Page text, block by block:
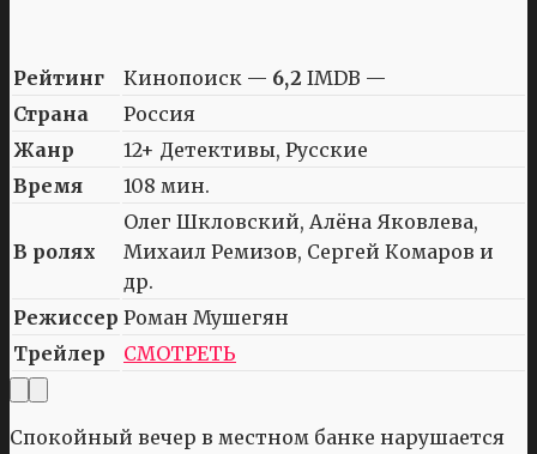
Рейтинг Кинопоиск — 6,2 IMDB —
Страна
Россия
Жанр
12+ Детективы, Русские
Время
108 мин.
В ролях
Олег Шкловский, Алёна Яковлева,
Михаил Ремизов, Сергей Комаров и
др.
Режиссер Роман Мушегян
Трейлер
СМОТРЕТЬ
Спокойный вечер в местном банке нарушается